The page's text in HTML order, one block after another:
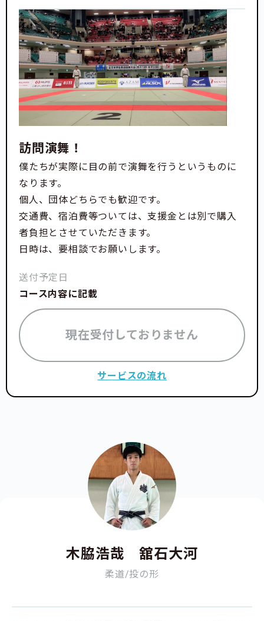
訪問演舞！
僕たちが実際に目の前で演舞を行うというものに
なります。
個人、団体どちらでも歓迎です。
交通費、宿泊費等ついては、支援金とは別で購入
者負担とさせていただきます。
日時は、要相談でお願いします。
送付予定日
コース内容に記載
現在受付しておりません
サービスの流れ
木脇浩哉 舘石大河
柔道/投の形